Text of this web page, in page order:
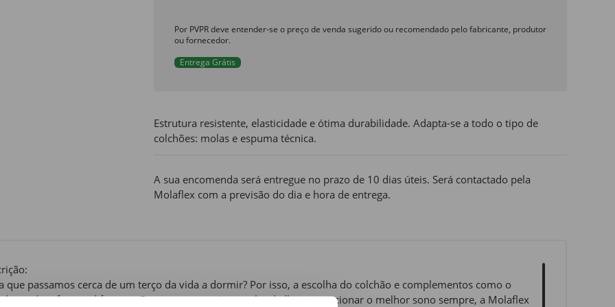
Por PVPR deve entender-se o preço de venda sugerido ou recomendado pelo fabricante, produtor
ou fornecedor.
Entrega Grátis
Estrutura resistente, elasticidade e ótima durabilidade. Adapta-se a todo o tipo de
colchões: molas e espuma técnica.
A sua encomenda será entregue no prazo de 10 dias úteis. Será contactado pela
Molaflex com a previsão do dia e hora de entrega.
que passamos cerca de um terço da vida a dormir? Por isso, a escolha do colchão e complementos como o
podem fazer a diferença. Para para cumprir o sonho de lhe proporcionar o melhor sono sempre, a Molaflex